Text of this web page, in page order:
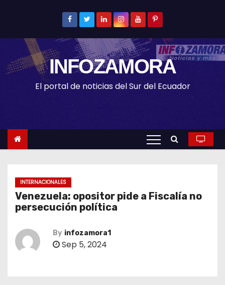
t
e
INFOZAMORA
El portal de noticias del Sur del Ecuador
INTERNACIONALES
Venezuela: opositor pide a Fiscalía no
persecución política
By infozamora1
Sep 5, 2024